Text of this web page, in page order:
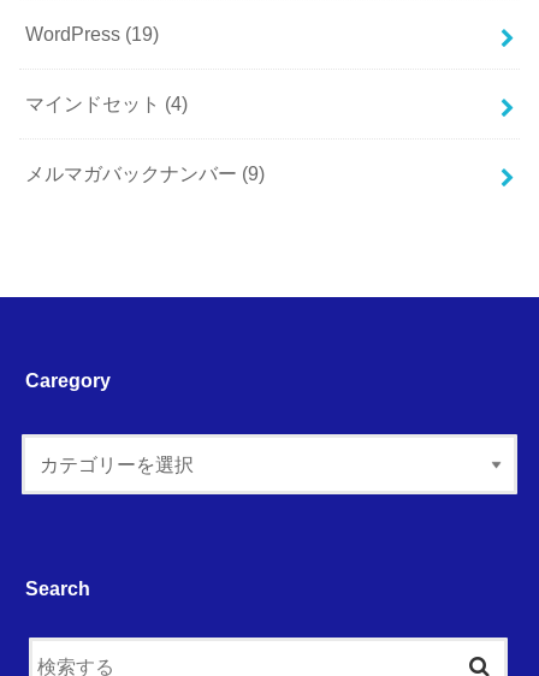
WordPress (19)
マインドセット (4)
メルマガバックナンバー (9)
Caregory
Search